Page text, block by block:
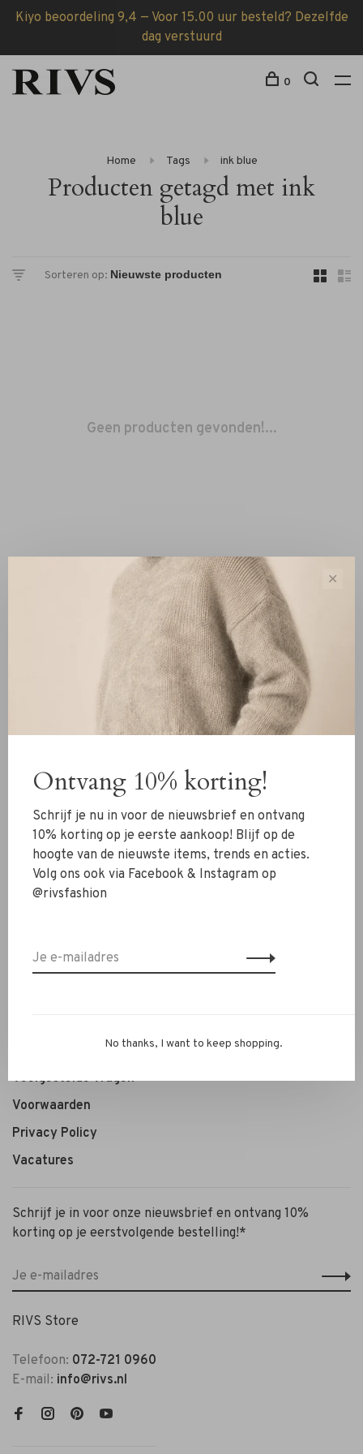
Kiyo beoordeling 9,4 — Voor 15.00 uur besteld? Dezelfde
dag verstuurd
0
Home Tags ink blue
Producten getagd met ink
blue
Sorteren op:
Geen producten gevonden!...
Toon 1 - 0 van 0
Schoenen
Sieraden
Accessoires
SALE
Contact
Personal Styling / Private Shopping
Veelgestelde vragen
Voorwaarden
Privacy Policy
Vacatures
Schrijf je in voor onze nieuwsbrief en ontvang 10%
korting op je eerstvolgende bestelling!*
RIVS Store
Telefoon: 072-721 0960
E-mail: info@rivs.nl
✕
Ontvang 10% korting!
Schrijf je nu in voor de nieuwsbrief en ontvang
10% korting op je eerste aankoop! Blijf op de
hoogte van de nieuwste items, trends en acties.
Volg ons ook via Facebook & Instagram op
@rivsfashion
No thanks, I want to keep shopping.